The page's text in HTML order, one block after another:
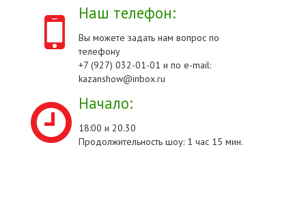
Наш телефон:
Вы можете задать нам вопрос по
телефону
+7 (927) 032-01-01 и по e-mail:
kazanshow@inbox.ru
Начало:
18:00 и 20.30
Продолжительность шоу: 1 час 15 мин.